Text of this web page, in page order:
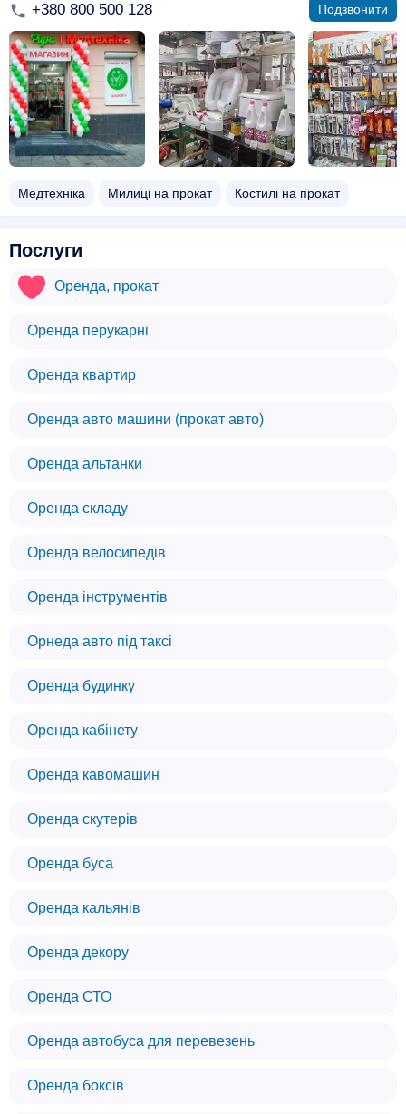
+380 800 500 128 Подзвонити
Медтехніка Милиці на прокат Костилі на прокат
Послуги
Оренда, прокат
Оренда перукарні
Оренда квартир
Оренда авто машини (прокат авто)
Оренда альтанки
Оренда складу
Оренда велосипедів
Оренда інструментів
Орнеда авто під таксі
Оренда будинку
Оренда кабінету
Оренда кавомашин
Оренда скутерів
Оренда буса
Оренда кальянів
Оренда декору
Оренда СТО
Оренда автобуса для перевезень
Оренда боксів